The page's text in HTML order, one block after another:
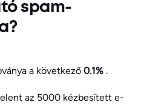
spam-
a következő 0.1% .
az 5000 kézbesített e-